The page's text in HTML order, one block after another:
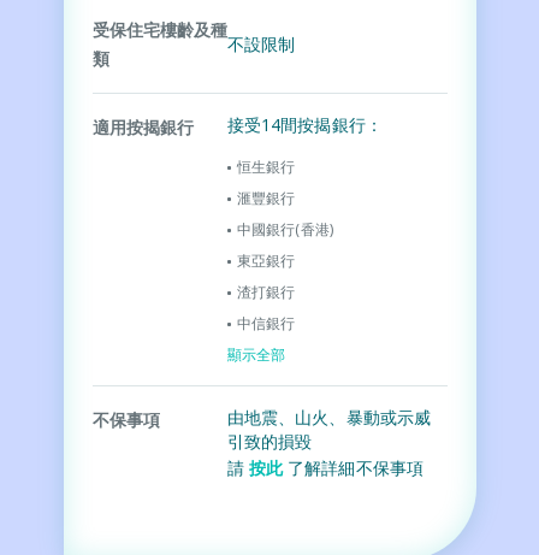
受保住宅樓齡及種
類
不設限制
適用按揭銀行 接受14間按揭銀行：
恒生銀行
滙豐銀行
中國銀行(香港)​
東亞銀行
渣打銀行
中信銀行
顯示全部
不保事項
由地震、山火、暴動或示威
引致的損毀
請 按此了解詳細不保事項